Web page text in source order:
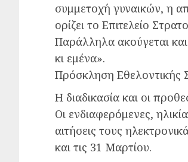
συμμετοχή γυναικών, η
ορίζει το Επιτελείο
Παράλληλα ακούγεται
κι εμένα».
Πρόσκληση Εθελοντικής
Η διαδικασία και οι
Οι ενδιαφερόμενες,
αιτήσεις τους
και τις 31 Μαρτίου.